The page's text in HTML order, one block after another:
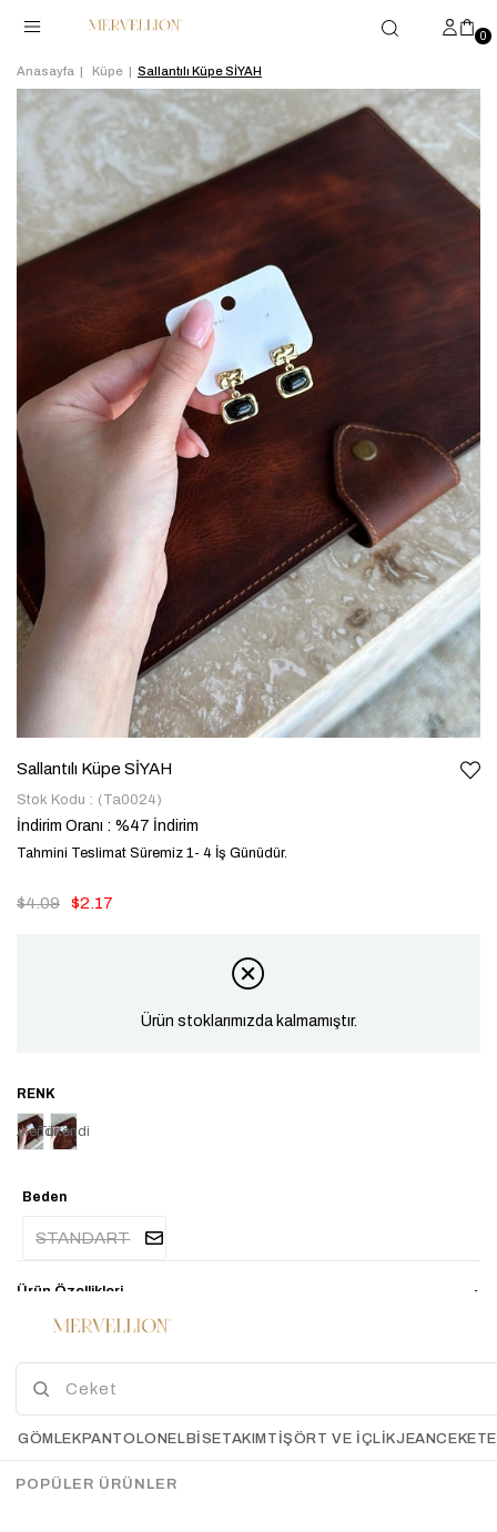
0
Anasayfa Küpe Sallantılı Küpe SİYAH
Sallantılı Küpe SİYAH
Stok Kodu (Ta0024)
İndirim Oranı : %47 İndirim
Tahmini Teslimat Süremiz 1- 4 İş Günüdür.
$4.09 $2.17
Ürün stoklarımızda kalmamıştır.
TükendiTükendi
Beden
STANDART
Ürün Özellikleri
Hijyen açısından aksesuarlarımızda iade ve değişim
ürünleri kullanmaya uygun olması gerekmektedir.(bazı tenlerin karartma
yaptığı unutulmamalıdır.)
GÖMLEK PANTOLON ELBİSETAKIM TIŞÖRT VE İÇLIKJEANCEKET
POPÜLER ÜRÜNLER